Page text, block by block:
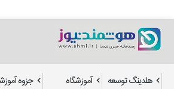
هلدینگ توسعه آموزشگاه جزوه